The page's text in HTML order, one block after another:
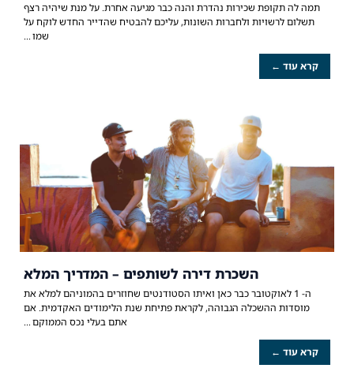
תמה לה תקופת שכירות נהדרת והנה כבר מגיעה אחרת. על מנת שיהיה רצף
תשלום לרשויות ולחברות השונות, עליכם להבטיח שהדייר החדש לוקח על
שמו
קרא עוד ←
השכרת דירה לשותפים – המדריך המלא
ה- 1 לאוקטובר כבר כאן ואיתו הסטודנטים שחוזרים בהמוניהם למלא את
מוסדות ההשכלה הגבוהה, לקראת פתיחת שנת הלימודים האקדמית. אם
אתם בעלי נכס הממוקם
קרא עוד ←